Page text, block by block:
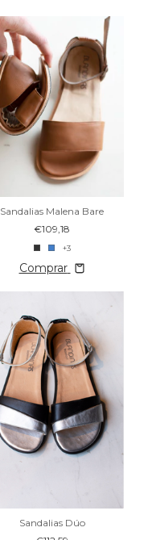
Sandalias Malena Bare
€109,18
+3
Comprar
Sandalias Dúo